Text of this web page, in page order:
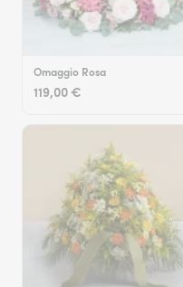
Omaggio Rosa
119,00 €